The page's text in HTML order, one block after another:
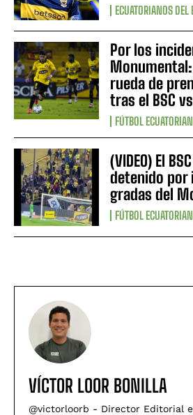
ECUATORIANOS DEL
Por los
rueda de
tras el BSC
FÚTBOL
(VIDEO) El
detenido por
gradas del
FÚTBOL
VÍCTOR LOOR BONILLA
@victorloorb - Director Editorial